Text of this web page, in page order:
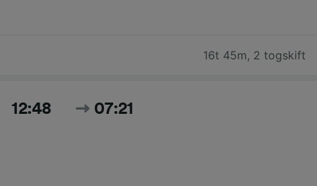
16t 45m, 2 togskift
12:48 07:21